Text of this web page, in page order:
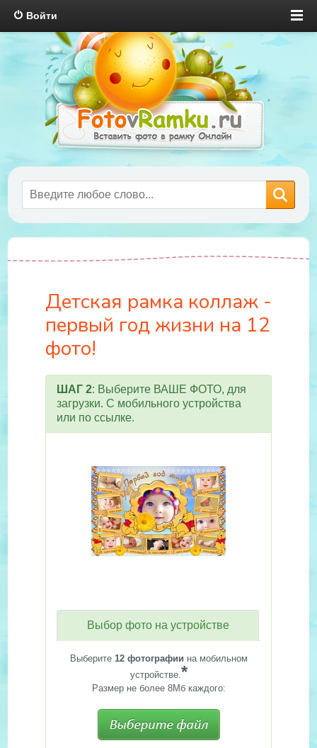
Войти
Детская рамка коллаж -
первый год жизни на 12
фото!
ШАГ 2: Выберите ВАШЕ ФОТО, для
загрузки. С мобильного устройства
или по ссылке.
Выбор фото на устройстве
Выберите 12 фотографии на мобильном
устройстве.*
Размер не более 8Мб каждого: